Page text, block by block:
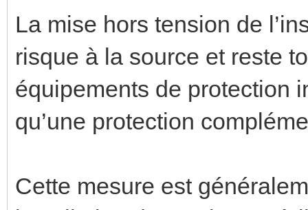
La mise hors tension de
risque à la source et reste
équipements de protection
qu’une protection
Cette mesure est